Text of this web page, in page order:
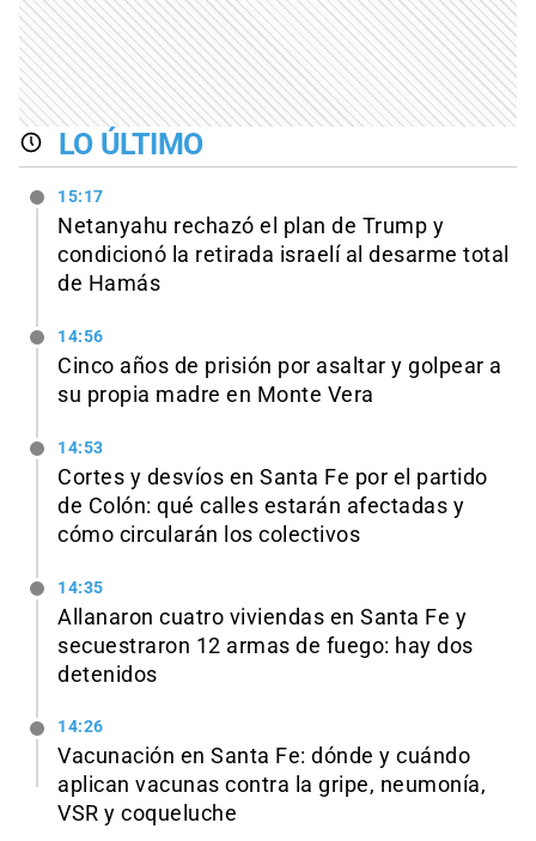
LO ÚLTIMO
15:17
Netanyahu rechazó el plan de Trump y
condicionó la retirada israelí al desarme total
de Hamás
14:56
Cinco años de prisión por asaltar y golpear a
su propia madre en Monte Vera
14:53
Cortes y desvíos en Santa Fe por el partido
de Colón: qué calles estarán afectadas y
cómo circularán los colectivos
14:35
Allanaron cuatro viviendas en Santa Fe y
secuestraron 12 armas de fuego: hay dos
detenidos
14:26
Vacunación en Santa Fe: dónde y cuándo
aplican vacunas contra la gripe, neumonía,
VSR y coqueluche